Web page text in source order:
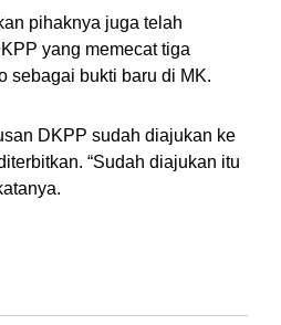
pihaknya juga telah
yang memecat tiga
sebagai bukti baru di MK.
DKPP sudah diajukan ke
“Sudah diajukan itu